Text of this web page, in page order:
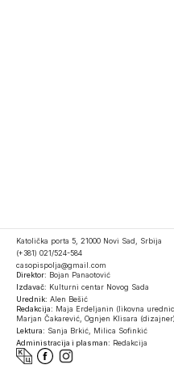
Katolička porta 5, 21000 Novi Sad, Srbija
(+381) 021/524-584
casopispolja@gmail.com
Direktor: Bojan Panaotović
Izdavač: Kulturni centar Novog Sada
Urednik: Alen Bešić
Redakcija: Maja Erdeljanin (likovna
Marjan Čakarević, Ognjen Klisara (dizajner)
Lektura: Sanja Brkić, Milica Sofinkić
Administracija i plasman: Redakcija